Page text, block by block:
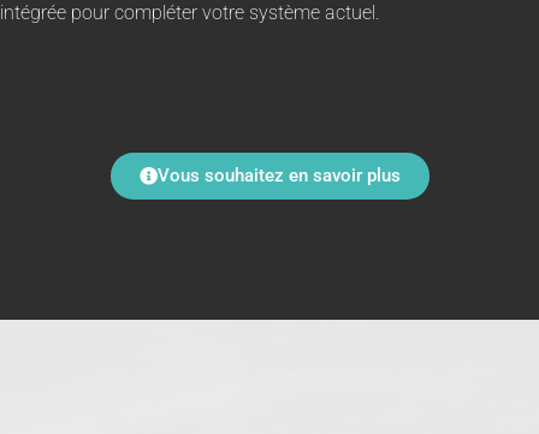
intégrée pour compléter votre système actuel.
Vous souhaitez en savoir plus